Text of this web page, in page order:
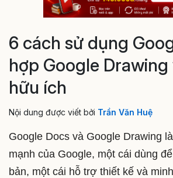
6 cách sử dụng
hợp Google
hữu ích
Nội dung được viết bởi Trần Văn Huệ
Google Docs và Google Drawing
mạnh của Google, một cái dùng
bản, một cái hỗ trợ thiết kế và